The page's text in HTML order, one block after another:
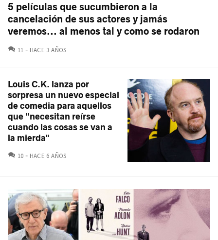
5 películas que sucumbieron a la
cancelación de sus actores y jamás
veremos... al menos tal y como se rodaron
11 COMENTARIOS
HACE 3 AÑOS
Louis C.K. lanza por
sorpresa un nuevo especial
de comedia para aquellos
que "necesitan reírse
cuando las cosas se van a
la mierda"
10 COMENTARIOS
HACE 6 AÑOS